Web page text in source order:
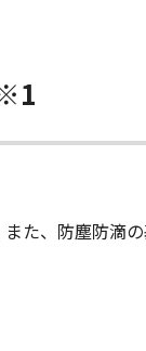
た、防塵防滴